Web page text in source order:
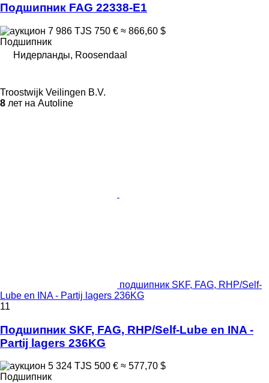
Подшипник FAG 22338-E1
7 986 TJS 750 € ≈ 866,60 $
Подшипник
Нидерланды, Roosendaal
Troostwijk Veilingen B.V.
8 лет на Autoline
подшипник SKF, FAG, RHP/Self-
Lube en INA - Partij lagers 236KG
11
Подшипник SKF, FAG, RHP/Self-Lube en INA -
Partij lagers 236KG
5 324 TJS 500 € ≈ 577,70 $
Подшипник